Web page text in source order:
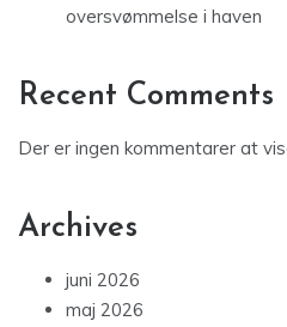
oversvømmelse i haven
Recent Comments
Der er ingen kommentarer at
Archives
juni 2026
maj 2026